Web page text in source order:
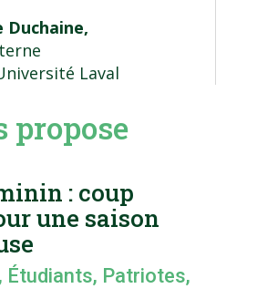
Duchaine,
Laval
propose
: coup
une saison
, Étudiants, Patriotes,